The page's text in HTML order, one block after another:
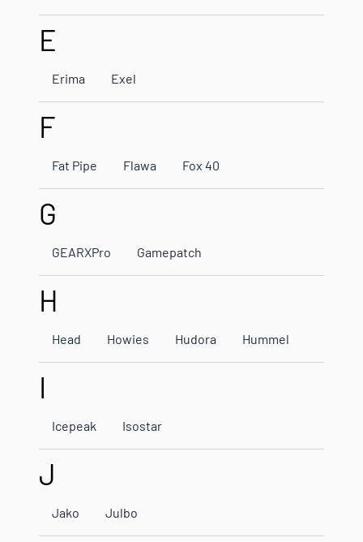
E
Erima Exel
F
Fat Pipe Flawa Fox 40
G
GEARXPro Gamepatch
H
Head Howies Hudora Hummel
I
Icepeak Isostar
J
Jako Julbo